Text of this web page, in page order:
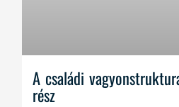
A családi
rész